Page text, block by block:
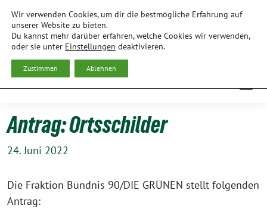
zum
Inhalt
BÜNDNIS 90/DIE GRÜNEN
ORTSVERBAND FREISING
Antrag: Ortsschilder
24. Juni 2022
Die Frak­ti­on Bünd­nis 90/DIE GRÜNEN stellt fol­gen­den
Antrag:
Wir verwenden Cookies, um dir die bestmögliche Erfahrung auf
unserer Website zu bieten.
Du kannst mehr darüber erfahren, welche Cookies wir verwenden,
oder sie unter Einstellungen deaktivieren.
Zustimmen Ablehnen